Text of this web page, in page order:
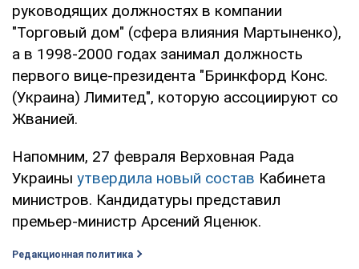
руководящих должностях в компании
"Торговый дом" (сфера влияния Мартыненко),
а в 1998-2000 годах занимал должность
первого вице-президента "Бринкфорд Конс.
(Украина) Лимитед", которую ассоциируют со
Жванией.
Напомним, 27 февраля Верховная Рада
Украины утвердила новый состав Кабинета
министров. Кандидатуры представил
премьер-министр Арсений Яценюк.
Редакционная политика